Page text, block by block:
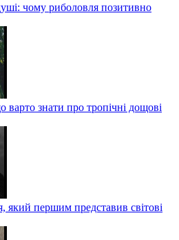
чому риболовля позитивно
варто знати про тропічні дощові
який першим представив світові